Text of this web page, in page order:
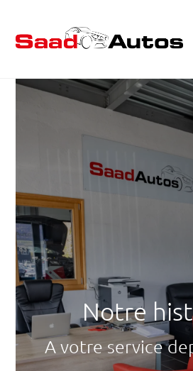
Notre
A votre service